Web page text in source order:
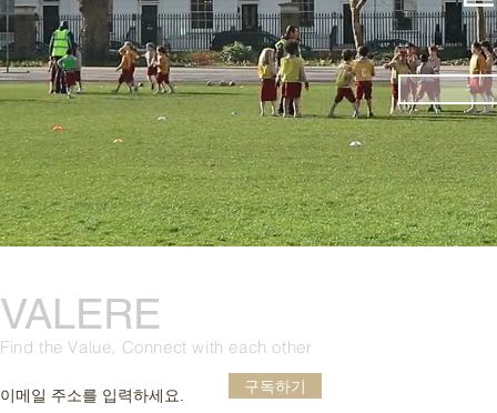
구독하기
VALERE
Find the Value, Connect with each other